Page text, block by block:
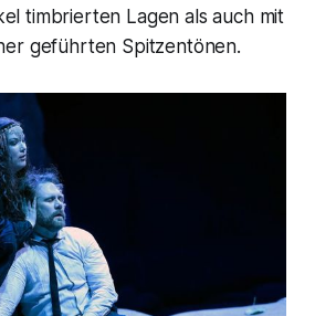
timbrierten Lagen als auch mit
geführten Spitzentönen.